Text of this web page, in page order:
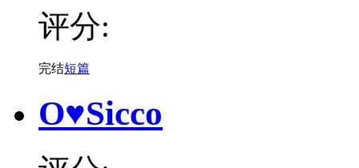
评分:
完结短篇
O♥Sicco